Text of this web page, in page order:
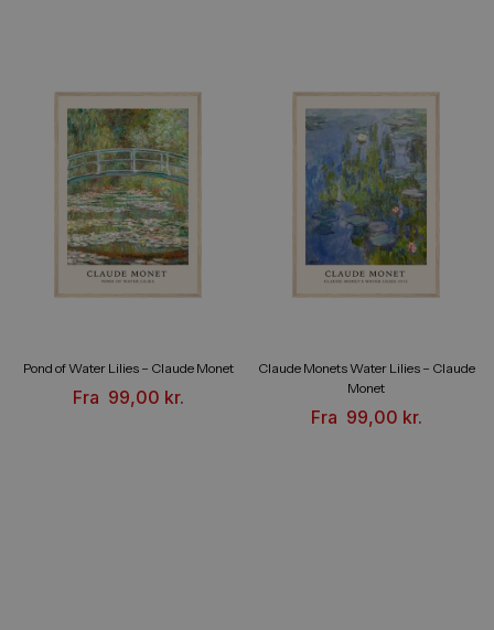
Pond of Water Lilies – Claude Monet
Fra 99,00 kr.
Claude Monets Water Lilies – Claude
Monet
Fra 99,00 kr.